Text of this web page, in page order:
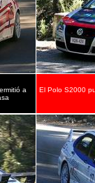
a
El Polo S2000